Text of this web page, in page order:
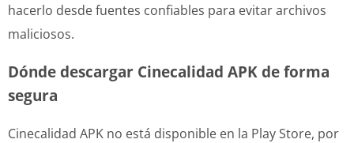
hacerlo desde fuentes confiables para evitar archivos
maliciosos.
Dónde descargar Cinecalidad APK de forma
segura
Cinecalidad APK no está disponible en la Play Store, por